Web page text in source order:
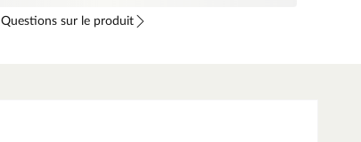
Questions sur le produit